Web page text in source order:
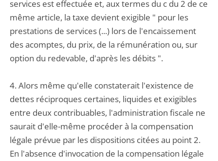
services est effectuée et, aux termes du c du 2 de ce
même article, la taxe devient exigible " pour les
prestations de services (...) lors de l'encaissement
des acomptes, du prix, de la rémunération ou, sur
option du redevable, d'après les débits ".
4. Alors même qu'elle constaterait l'existence de
dettes réciproques certaines, liquides et exigibles
entre deux contribuables, l'administration fiscale ne
saurait d'elle-même procéder à la compensation
légale prévue par les dispositions citées au point 2.
En l'absence d'invocation de la compensation légale